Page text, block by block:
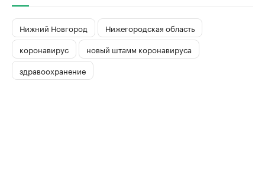
Нижний Новгород
Нижегородская область
коронавирус
новый штамм коронавируса
здравоохранение